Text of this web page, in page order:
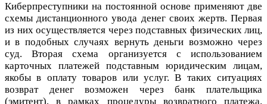
Киберпреступники на постоянной основе применяют две
схемы дистанционного увода денег своих жертв. Первая
из них осуществляется через подставных физических лиц,
и в подобных случаях вернуть деньги возможно через
суд. Вторая схема организуется с использованием
карточных платежей подставным юридическим лицам,
якобы в оплату товаров или услуг. В таких ситуациях
возврат денег возможен через банк плательщика
(эмитент), в рамках процедуры возвратного платежа.